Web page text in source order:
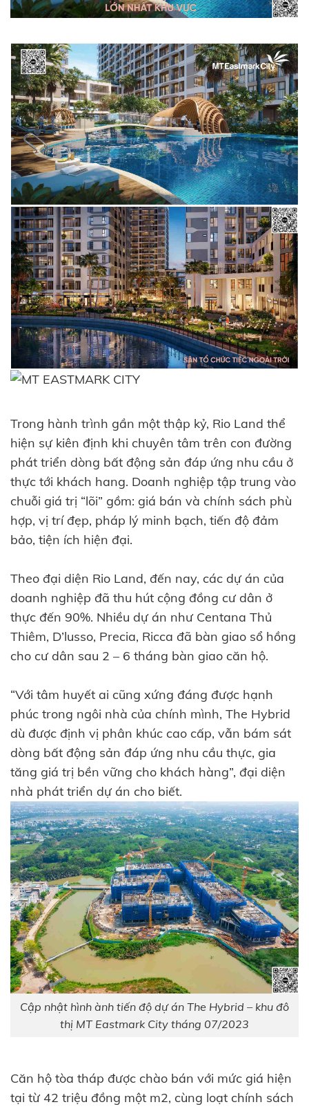
Trong hành trình gần một thập kỷ, Rio Land thể
hiện sự kiên định khi chuyên tâm trên con đường
phát triển dòng bất động sản đáp ứng nhu cầu ở
thực tới khách hang. Doanh nghiệp tập trung vào
chuỗi giá trị “lõi” gồm: giá bán và chính sách phù
hợp, vị trí đẹp, pháp lý minh bạch, tiến độ đảm
bảo, tiện ích hiện đại.
Theo đại diện Rio Land, đến nay, các dự án của
doanh nghiệp đã thu hút cộng đồng cư dân ở
thực đến 90%. Nhiều dự án như Centana Thủ
Thiêm, D’lusso, Precia, Ricca đã bàn giao sổ hồng
cho cư dân sau 2 – 6 tháng bàn giao căn hộ.
“Với tâm huyết ai cũng xứng đáng được hạnh
phúc trong ngôi nhà của chính mình, The Hybrid
dù được định vị phân khúc cao cấp, vẫn bám sát
dòng bất động sản đáp ứng nhu cầu thực, gia
tăng giá trị bền vững cho khách hàng”, đại diện
nhà phát triển dự án cho biết.
Cập nhật hình ành tiến độ dự án The Hybrid – khu đô
thị MT Eastmark City tháng 07/2023
Căn hộ tòa tháp được chào bán với mức giá hiện
tại từ 42 triệu đồng một m2, cùng loạt chính sách